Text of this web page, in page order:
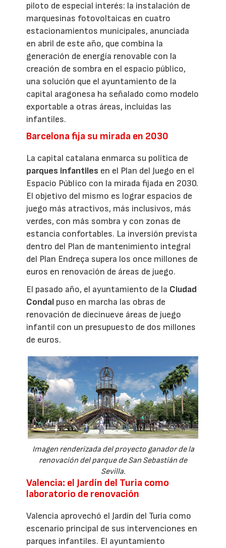
piloto de especial interés: la instalación de
marquesinas fotovoltaicas en cuatro
estacionamientos municipales, anunciada
en abril de este año, que combina la
generación de energía renovable con la
creación de sombra en el espacio público,
una solución que el ayuntamiento de la
capital aragonesa ha señalado como modelo
exportable a otras áreas, incluidas las
infantiles.
Barcelona fija su mirada en 2030
La capital catalana enmarca su política de
parques infantiles en el Plan del Juego en el
Espacio Público con la mirada fijada en 2030.
El objetivo del mismo es lograr espacios de
juego más atractivos, más inclusivos, más
verdes, con más sombra y con zonas de
estancia confortables. La inversión prevista
dentro del Plan de mantenimiento integral
del Plan Endreça supera los once millones de
euros en renovación de áreas de juego.
El pasado año, el ayuntamiento de la Ciudad
Condal puso en marcha las obras de
renovación de diecinueve áreas de juego
infantil con un presupuesto de dos millones
de euros.
Imagen renderizada del proyecto ganador de la
renovación del parque de San Sebastián de
Sevilla.
Valencia: el Jardín del Turia como
laboratorio de renovación
Valencia aprovechó el Jardín del Turia como
escenario principal de sus intervenciones en
parques infantiles. El ayuntamiento